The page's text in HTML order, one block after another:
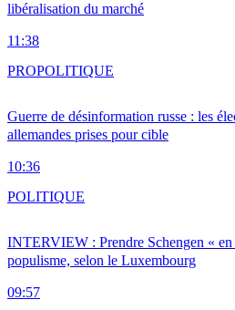
libéralisation du marché
11:38
Guerre de désinformation russe : les
allemandes prises pour cible
10:36
PROPOLITIQUE
INTERVIEW : Prendre Schengen « en
populisme, selon le Luxembourg
09:57
POLITIQUE